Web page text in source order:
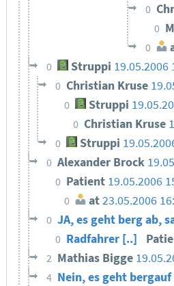
0
0
0
0 Struppi 19.05.2006
0 Christian Kruse
0 Struppi
0 Christian Kruse
0 Struppi
0 Alexander Brock
0 Patient 19.05.2006
0 at23.05.2006
0 JA, es geht berg ab,
0 Radfahrer [..]
2 Mathias Bigge
4 Nein, es geht